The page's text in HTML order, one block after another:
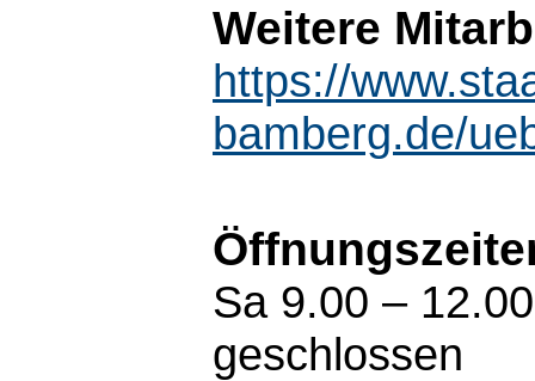
Weitere
https://
bamberg.de/
Sa 9.00 –
geschlossen